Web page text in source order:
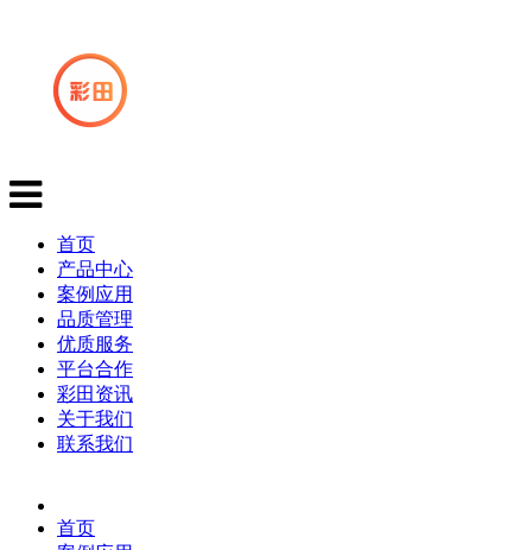
首页
产品中心
案例应用
品质管理
优质服务
平台合作
彩田资讯
关于我们
联系我们
首页